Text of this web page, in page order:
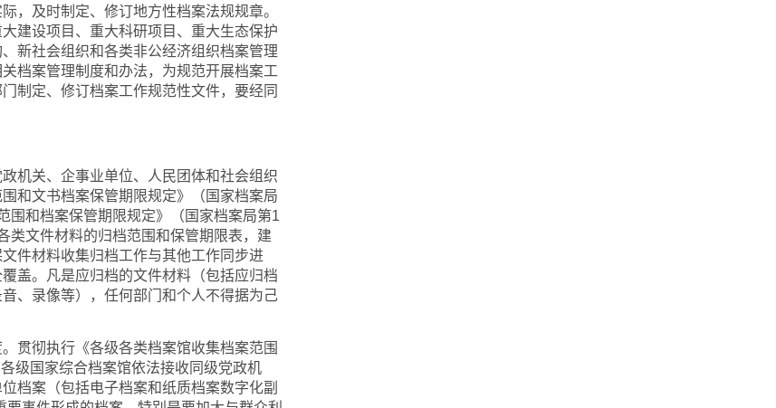
，及时制定、修订地方性档案法规规章。
建设项目、重大科研项目、重大生态保护
新社会组织和各类非公经济组织档案管理
档案管理制度和办法，为规范开展档案工
制定、修订档案工作规范性文件，要经同
关、企事业单位、人民团体和社会组织
和文书档案保管期限规定》（国家档案局
围和档案保管期限规定》（国家档案局第1
类文件材料的归档范围和保管期限表，建
件材料收集归档工作与其他工作同步进
盖。凡是应归档的文件材料（包括应归档
、录像等），任何部门和个人不得据为己
彻执行《各级各类档案馆收集档案范围
级国家综合档案馆依法接收同级党政机
档案（包括电子档案和纸质档案数字化副